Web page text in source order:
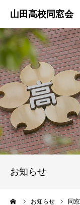
お知らせ
お知らせ 同
ご挨拶
役員紹介
行事報告
同期会